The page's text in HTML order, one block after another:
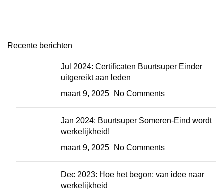
Recente berichten
Jul 2024: Certificaten Buurtsuper Einder
uitgereikt aan leden
maart 9, 2025
No Comments
Jan 2024: Buurtsuper Someren-Eind wordt
werkelijkheid!
maart 9, 2025
No Comments
Dec 2023: Hoe het begon; van idee naar
werkelijkheid